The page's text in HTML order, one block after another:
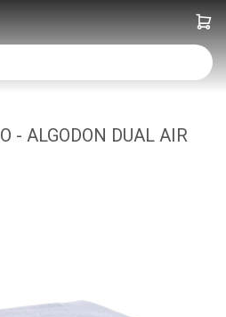
- ALGODON DUAL AIR